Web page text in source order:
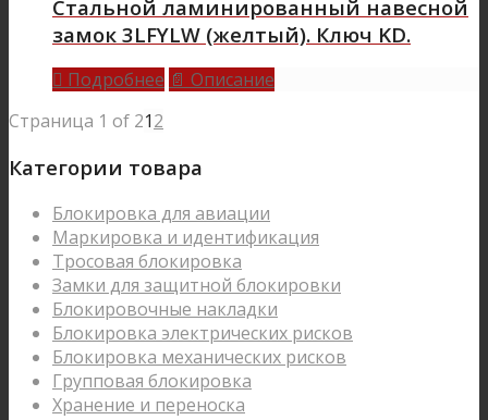
Стальной ламинированный навесной
замок 3LFYLW (желтый). Ключ KD.
 Подробнее 📄 Описание
Страница 1 of 212
Категории товара
Блокировка для авиации
Маркировка и идентификация
Тросовая блокировка
Замки для защитной блокировки
Блокировочные накладки
Блокировка электрических рисков
Блокировка механических рисков
Групповая блокировка
Хранение и переноска